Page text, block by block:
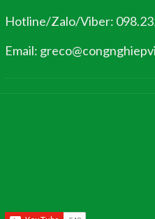
Hotline/Zalo/Viber:
Email: